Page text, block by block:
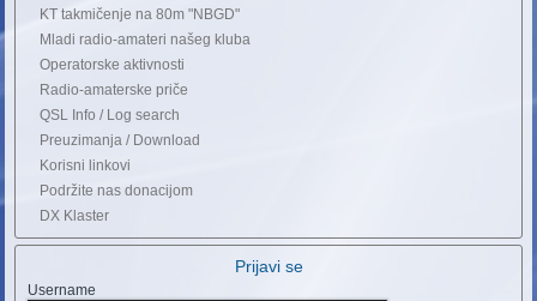
KT takmičenje na 80m "NBGD"
Mladi radio-amateri našeg kluba
Operatorske aktivnosti
Radio-amaterske priče
QSL Info / Log search
Preuzimanja / Download
Korisni linkovi
Podržite nas donacijom
DX Klaster
Prijavi se
Username